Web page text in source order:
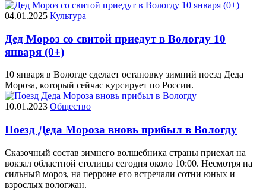
04.01.2025 Культура
Дед Мороз со свитой приедут в Вологду 10
января (0+)
10 января в Вологде сделает остановку зимний поезд Деда
Мороза, который сейчас курсирует по России.
10.01.2023 Общество
Поезд Деда Мороза вновь прибыл в Вологду
Сказочный состав зимнего волшебника страны приехал на
вокзал областной столицы сегодня около 10:00. Несмотря на
сильный мороз, на перроне его встречали сотни юных и
взрослых вологжан.